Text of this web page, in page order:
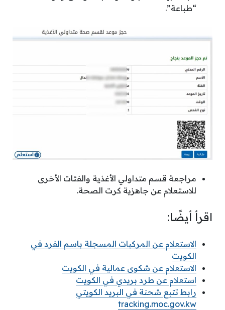
“طباعة”.
مراجعة قسم متداولي الأغذية والفئات الأخرى
للاستعلام عن جاهزية كرت الصحة.
اقرأ أيضًا:
الاستعلام عن المركبات المسجلة باسم الفرد في
الكويت
الاستعلام عن شكوى عمالية في الكويت
استعلام عن طرد بريدي في الكويت
رابط تتبع شحنة في البريد الكويتي
tracking.moc.gov.kw